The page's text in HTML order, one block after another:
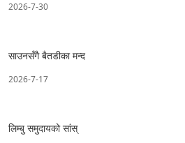
2026-7-30
साउनसँगै बैतडीका मन्द
2026-7-17
लिम्बु समुदायको सांस्